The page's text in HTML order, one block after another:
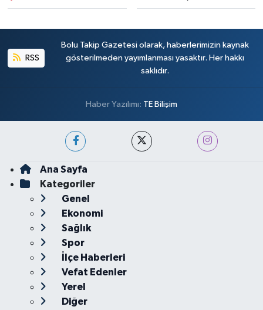
RSS
Bolu Takip Gazetesi olarak, haberlerimizin kaynak
gösterilmeden yayımlanması yasaktır. Her hakkı
saklıdır.
Haber Yazılımı: TE Bilişim
Ana Sayfa
Kategoriler
Genel
Ekonomi
Sağlık
Spor
İlçe Haberleri
Vefat Edenler
Yerel
Diğer